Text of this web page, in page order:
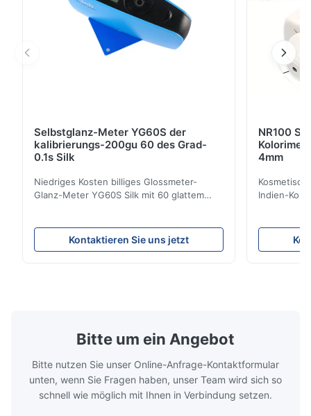
Selbstglanz-Meter YG60S der
kalibrierungs-200gu 60 des Grad-
0.1s Silk
Niedriges Kosten billiges Glossmeter-
Glanz-Meter YG60S Silk mit 60 glattem
Material mit Glanz (0-200Gu) prüfen, und
allgemeinhin zutreffen, um zu malen, Tinte,
Kontaktieren Sie uns jetzt
NR100
4mm
Indien-
der
Bitte um ein Angebot
Bitte nutzen Sie unser Online-Anfrage-Kontaktformular
unten, wenn Sie Fragen haben, unser Team wird sich so
schnell wie möglich mit Ihnen in Verbindung setzen.